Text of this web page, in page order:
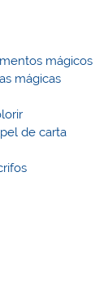
mágicos
mágicas
de carta